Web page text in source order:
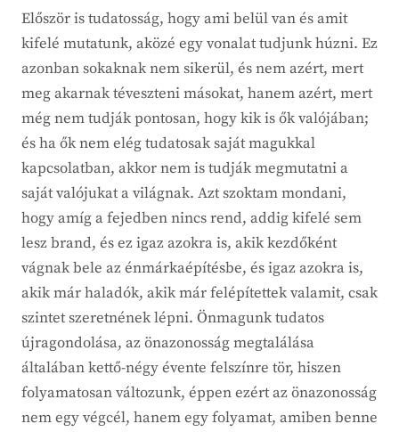
Először is tudatosság, hogy ami belül van és amit
kifelé mutatunk, aközé egy vonalat tudjunk húzni. Ez
azonban sokaknak nem sikerül, és nem azért, mert
meg akarnak téveszteni másokat, hanem azért, mert
még nem tudják pontosan, hogy kik is ők valójában;
és ha ők nem elég tudatosak saját magukkal
kapcsolatban, akkor nem is tudják megmutatni a
saját valójukat a világnak. Azt szoktam mondani,
hogy amíg a fejedben nincs rend, addig kifelé sem
lesz brand, és ez igaz azokra is, akik kezdőként
vágnak bele az énmárkaépítésbe, és igaz azokra is,
akik már haladók, akik már felépítettek valamit, csak
szintet szeretnének lépni. Önmagunk tudatos
újragondolása, az önazonosság megtalálása
általában kettő-négy évente felszínre tör, hiszen
folyamatosan változunk, éppen ezért az önazonosság
nem egy végcél, hanem egy folyamat, amiben benne